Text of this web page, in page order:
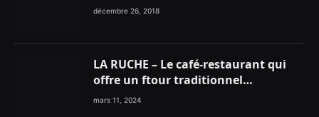
décembre 26, 2018
LA RUCHE – Le café-restaurant qui
offre un ftour traditionnel
gourmand
mars 11, 2024